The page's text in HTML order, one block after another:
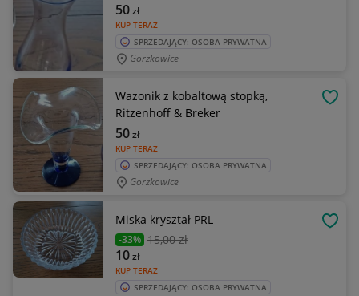
KUP TERAZ
50zł
SPRZEDAJĄCY: OSOBA PRYWATNA
Gorzkowice
Wazonik z kobaltową stopką,
Ritzenhoff & Breker
KUP TERAZ
50zł
SPRZEDAJĄCY: OSOBA PRYWATNA
Gorzkowice
Miska kryształ PRL
-33% 15,00 zł
KUP TERAZ
10zł
SPRZEDAJĄCY: OSOBA PRYWATNA